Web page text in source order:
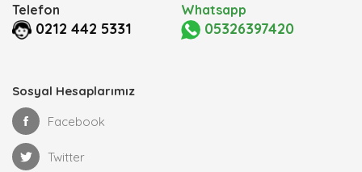
Telefon
0212 442 5331
Whatsapp
05326397420
Sosyal Hesaplarımız
Facebook
Twitter